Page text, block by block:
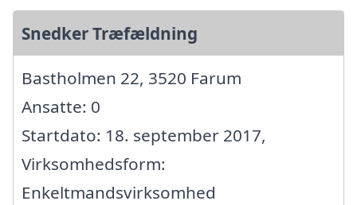
Snedker Træfældning
Bastholmen 22, 3520 Farum
Ansatte: 0
Startdato: 18. september 2017,
Virksomhedsform:
Enkeltmandsvirksomhed